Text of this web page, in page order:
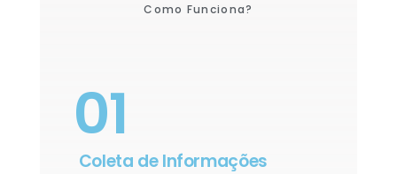
Como Funciona?
01
Coleta de Informações